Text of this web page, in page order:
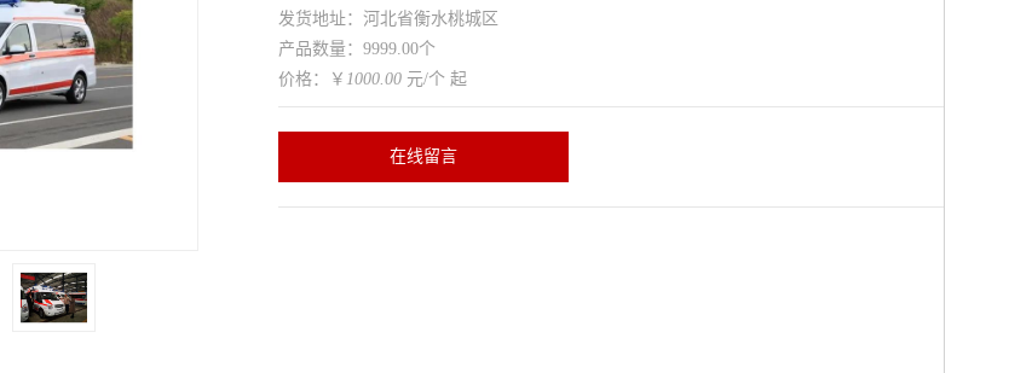
发货地址：河北省衡水桃城区
产品数量：9999.00个
价格：￥ 1000.00 元/个 起
在线留言